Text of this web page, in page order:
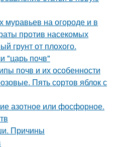
муравьев на огороде и в
против насекомых
грунт от плохого.
"царь почв"
почв и их особенности
Пять сортов яблок с
азотное или фосфорное.
Причины